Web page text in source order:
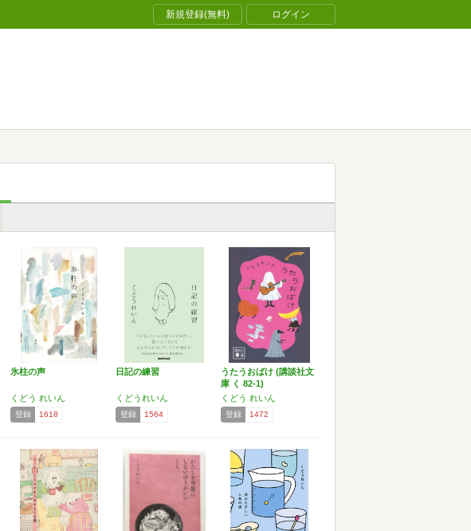
新規登録(無料) ログイン
氷柱の声
くどう れいん
登録 1618
日記の練習
くどうれいん
登録 1564
うたうおばけ (講談社文
庫 く 82-1)
くどう れいん
登録 1472